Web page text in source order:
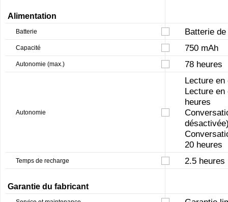
Alimentation
Batterie Batterie
Capacité 750 mAh
Autonomie (max.) 78 heures
Autonomie
Lecture
Lecture
heures
20 heures
Temps de recharge 2.5 heures
Garantie du fabricant